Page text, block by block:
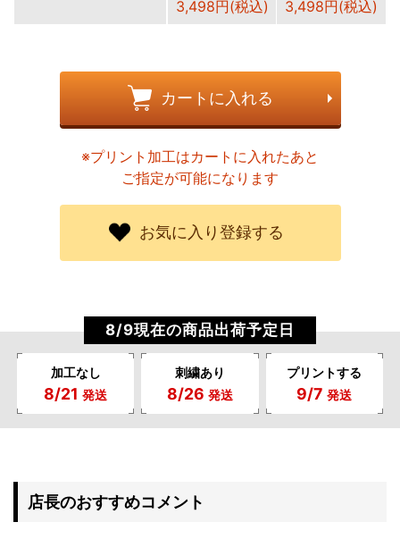
3,498円(税込) 3,498円(税込)
カートに入れる
※プリント加工はカートに入れたあと
ご指定が可能になります
お気に入り登録する
8/9現在の商品出荷予定日
加工なし
8/21 発送
刺繍あり
8/26 発送
プリントする
9/7 発送
店長のおすすめコメント